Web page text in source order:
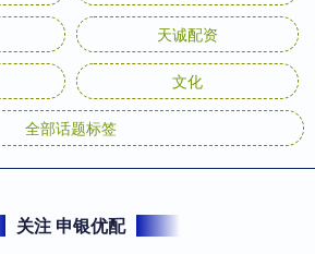
天诚配资
文化
全部话题标签
关注 申银优配